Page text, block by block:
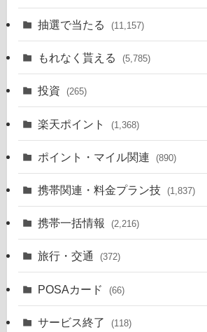
抽選で当たる (11,157)
もれなく貰える (5,785)
投資 (265)
楽天ポイント (1,368)
ポイント・マイル関連 (890)
携帯関連・料金プラン技 (1,837)
携帯一括情報 (2,216)
旅行・交通 (372)
POSAカード (66)
サービス終了 (118)